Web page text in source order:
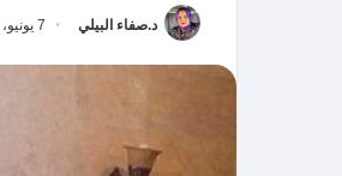
د.صفاء البيلي 7 يونيو، 2018